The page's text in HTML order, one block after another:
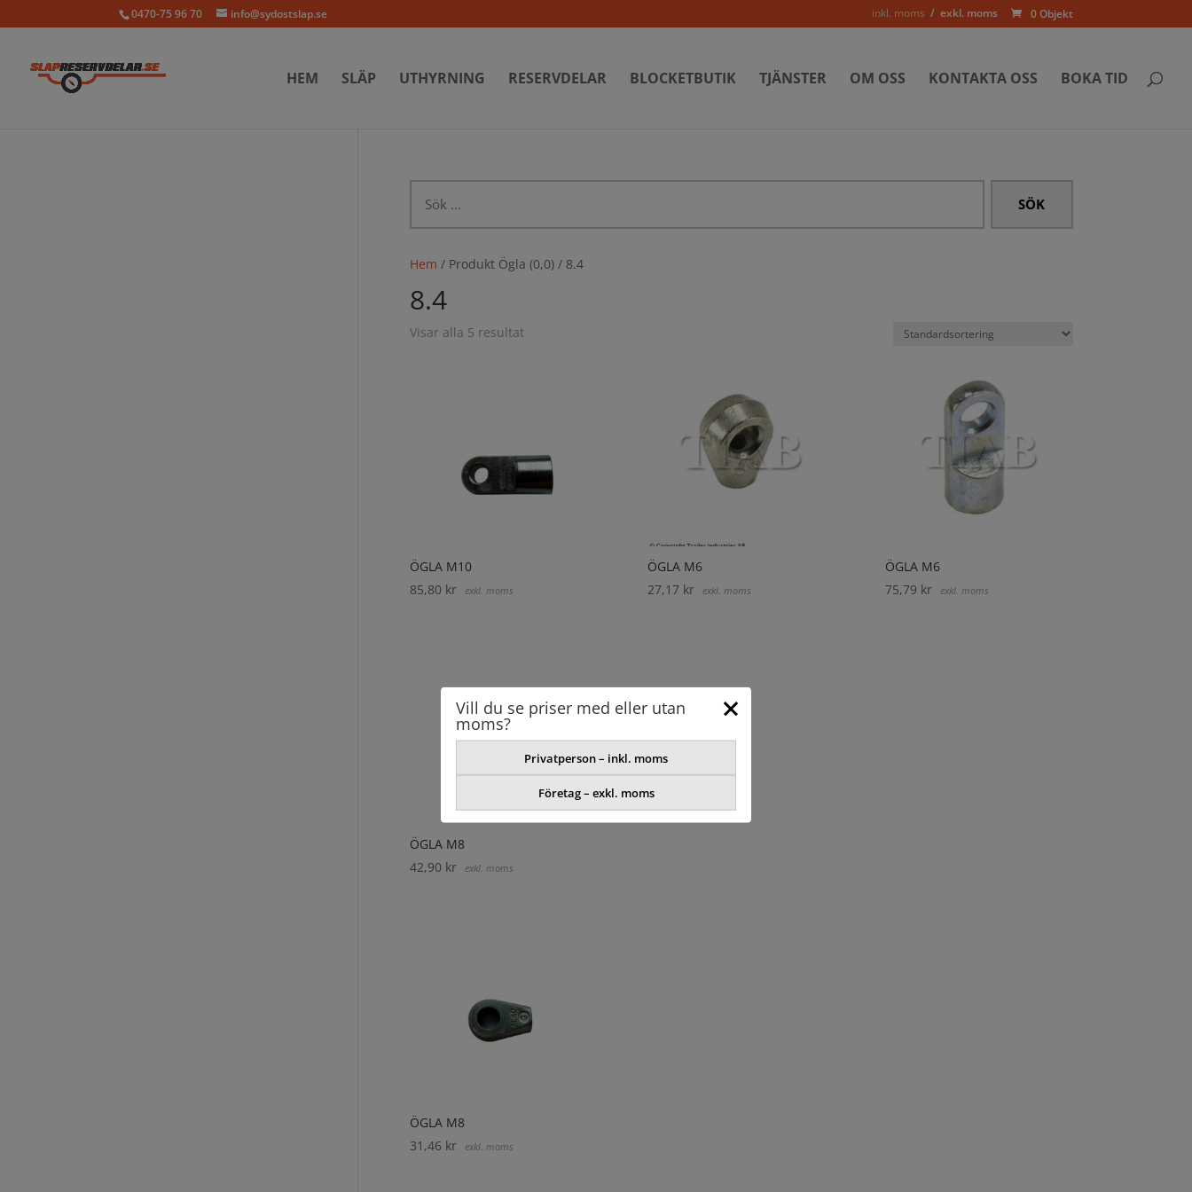
0470-75 96 70 info@sydostslap.se 0 Objekt
inkl. moms exkl. moms
HEM SLÄP UTHYRNING RESERVDELAR BLOCKETBUTIK TJÄNSTER OM OSS KONTAKTA OSS BOKA TID
efter:
Hem / Produkt Ögla (0,0) / 8.4
8.4
Visar alla 5 resultat
ÖGLA M10
85,80 kr exkl. moms
ÖGLA M6
27,17 kr exkl. moms
ÖGLA M6
75,79 kr exkl. moms
ÖGLA M8
42,90 kr exkl. moms
ÖGLA M8
31,46 kr exkl. moms
Vill du se priser med eller utan
moms?
Privatperson – inkl. moms
Företag – exkl. moms